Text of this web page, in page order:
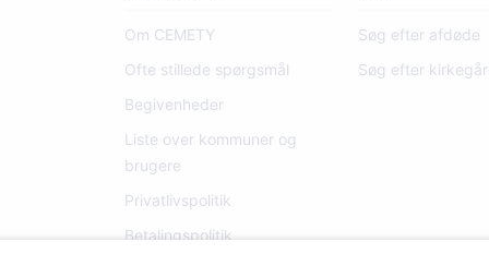
Om CEMETY
Ofte stillede spørgsmål
Begivenheder
Liste over kommuner og
brugere
Privatlivspolitik
Betalingspolitik
Søg efter afdøde
Søg efter